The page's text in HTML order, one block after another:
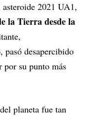
2021 UA1,
la Tierra desde la
pasó desapercibido
por su punto más
planeta fue tan